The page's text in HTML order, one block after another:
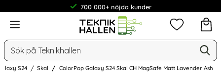
700 000+ nöjda kunder
Meny
Sök
Mina
S24 Skal ColorPop Galaxy S24 Skal CH MagSafe Matt Lavender Ash